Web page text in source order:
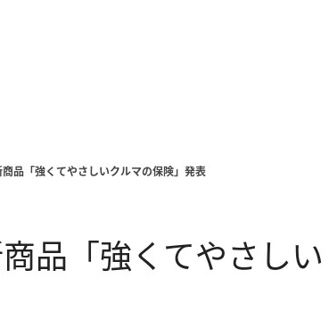
品「強くてやさしいクルマの保険」発表
品「強くてやさしい